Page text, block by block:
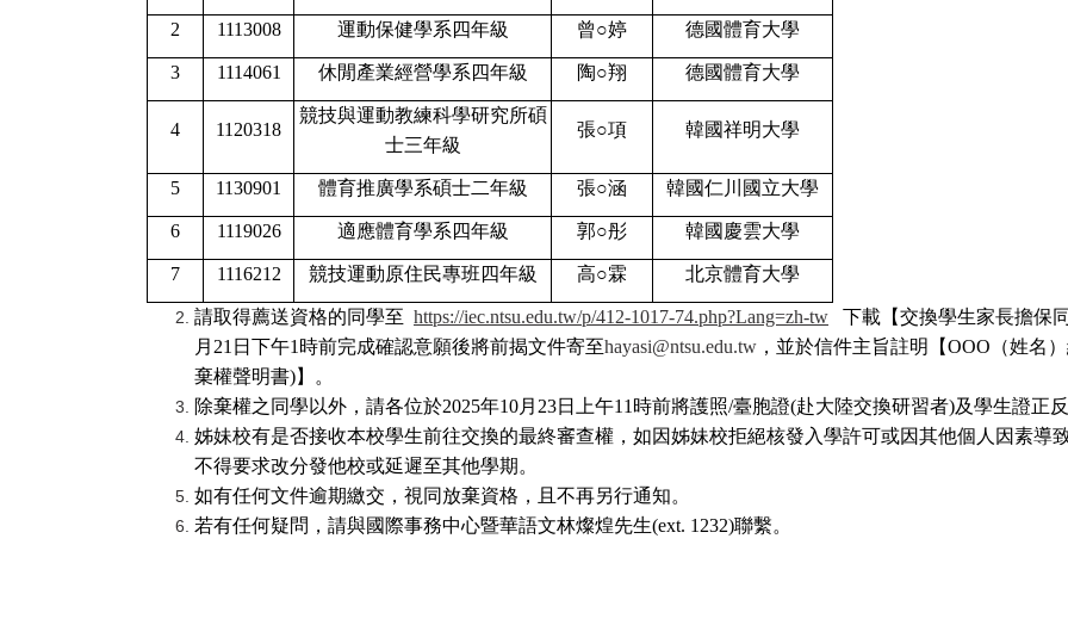
2 1113008 運動保健學系四年級 曾○婷 德國體育大學
3 1114061 休閒產業經營學系四年級 陶○翔 德國體育大學
4 1120318
競技與運動教練科學研究所碩
士三年級
張○項 韓國祥明大學
5 1130901 體育推廣學系碩士二年級 張○涵 韓國仁川國立大學
6 1119026 適應體育學系四年級 郭○彤 韓國慶雲大學
7 1116212 競技運動原住民專班四年級 高○霖 北京體育大學
請取得薦送資格的同學至 https://iec.ntsu.edu.tw/p/412-1017-74.php?Lang=zh-tw
下載【交換學生家長擔保
月21日下午1時前完成確認意願後將前揭文件寄至hayasi@ntsu.edu.tw ，並於信件主旨註明【OOO（姓名
棄權聲明書)】。
除棄權之同學以外，請各位於2025年10月23日上午11時前將護照/臺胞證(赴大陸交換研習者)及學生證正
姊妹校有是否接收本校學生前往交換的最終審查權，如因姊妹校拒絕核發入學許可或因其他個人因素導
不得要求改分發他校或延遲至其他學期。
如有任何文件逾期繳交，視同放棄資格，且不再另行通知。
若有任何疑問，請與國際事務中心暨華語文林燦煌先生(ext. 1232)聯繫。